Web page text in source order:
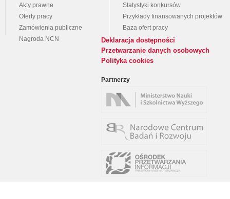
Akty prawne
Oferty pracy
Zamówienia publiczne
Nagroda NCN
Statystyki konkursów
Przykłady finansowanych projektów
Baza ofert pracy
Deklaracja dostępności
Przetwarzanie danych osobowych
Polityka cookies
Partnerzy